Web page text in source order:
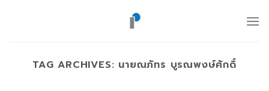
TAG ARCHIVES: นายณภัทร บูรณพงษ์ศักดิ์